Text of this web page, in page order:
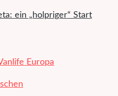
ein „holpriger“ Start